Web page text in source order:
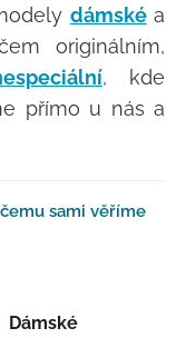
dámskéa
originálním,
, kde
přímo u nás a
sami věříme
Dámské